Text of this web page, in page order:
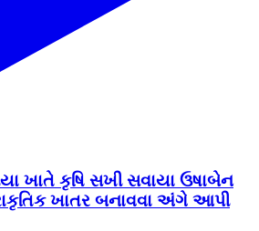
ખાતે કૃષિ સખી સવાયા ઉષાબેન
ખાતર બનાવવા અંગે આપી